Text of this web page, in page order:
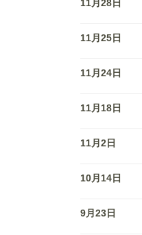
11月28日
11月25日
11月24日
11月18日
11月2日
10月14日
9月23日